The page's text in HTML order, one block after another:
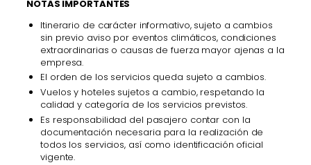
NOTAS IMPORTANTES
Itinerario de carácter informativo, sujeto a cambios
sin previo aviso por eventos climáticos, condiciones
extraordinarias o causas de fuerza mayor ajenas a la
empresa.
El orden de los servicios queda sujeto a cambios.
Vuelos y hoteles sujetos a cambio, respetando la
calidad y categoría de los servicios previstos.
Es responsabilidad del pasajero contar con la
documentación necesaria para la realización de
todos los servicios, así como identificación oficial
vigente.